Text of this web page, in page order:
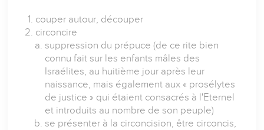
couper autour, découper
circoncire
suppression du prépuce (de ce rite bien
connu fait sur les enfants mâles des
Israélites, au huitième jour après leur
naissance, mais également aux « prosélytes
de justice » qui étaient consacrés à l'Eternel
et introduits au nombre de son peuple)
se présenter à la circoncision, être circoncis,